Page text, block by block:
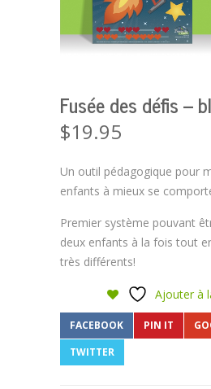
Fusée des défis –
$19.95
Un outil pédagogique pour
enfants à mieux se
Premier système pouvant
deux enfants à la fois tout
très différents!
Ajouter à
FACEBOOK PIN IT
TWITTER